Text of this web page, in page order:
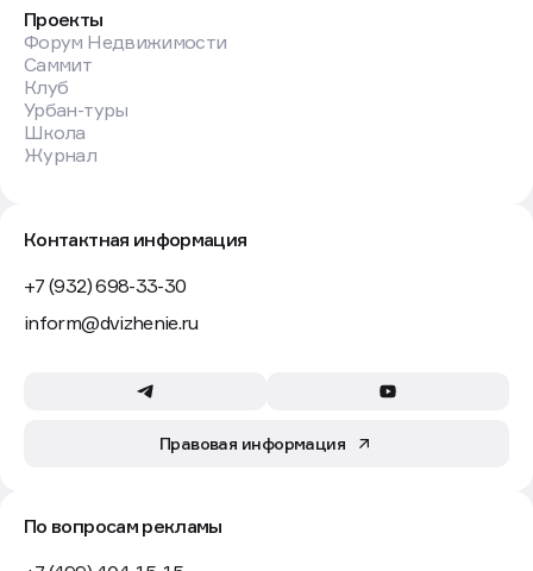
Проекты
Форум Недвижимости
Саммит
Клуб
Урбан-туры
Школа
Журнал
Контактная информация
+7 (932) 698-33-30
inform@dvizhenie.ru
Правовая информация
По вопросам рекламы